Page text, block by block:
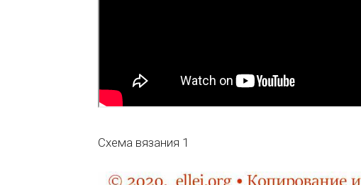
Схема вязания 1